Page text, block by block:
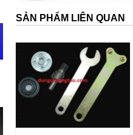
SẢN PHẨM LIÊN QUAN